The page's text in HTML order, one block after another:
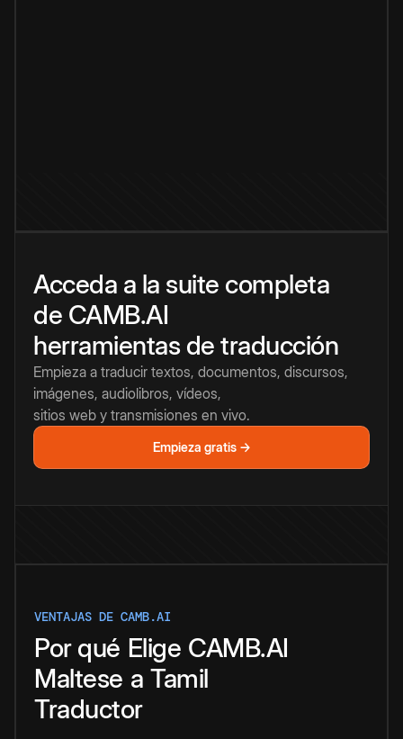
Acceda a la suite completa
de CAMB.AI
herramientas de traducción
Empieza a traducir textos, documentos, discursos,
imágenes, audiolibros, vídeos,
sitios web y transmisiones en vivo.
Empieza gratis →
VENTAJAS DE CAMB.AI
Por qué Elige CAMB.AI
Maltese a Tamil
Traductor